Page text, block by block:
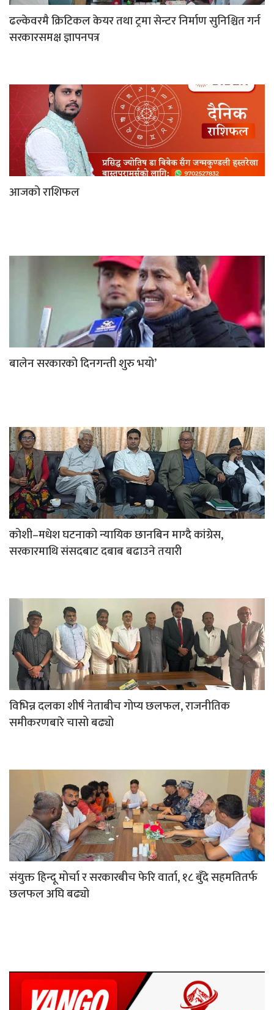
ढल्केवरमै क्रिटिकल केयर तथा ट्रमा सेन्टर निर्माण सुनिश्चित गर्न
सरकारसमक्ष ज्ञापनपत्र
आजको राशिफल
बालेन सरकारको दिनगन्ती शुरु भयो’
कोशी–मधेश घटनाको न्यायिक छानबिन माग्दै कांग्रेस,
सरकारमाथि संसदबाट दबाब बढाउने तयारी
विभिन्न दलका शीर्ष नेताबीच गोप्य छलफल, राजनीतिक
समीकरणबारे चासो बढ्यो
संयुक्त हिन्दू मोर्चा र सरकारबीच फेरि वार्ता, १८ बुँदे सहमतितर्फ
छलफल अघि बढ्यो